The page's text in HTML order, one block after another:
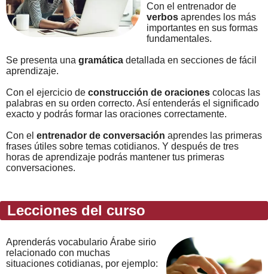
Con el entrenador de
verbos aprendes los más
importantes en sus formas
fundamentales.
Se presenta una gramática detallada en secciones de fácil
aprendizaje.
Con el ejercicio de construcción de oraciones colocas las
palabras en su orden correcto. Así entenderás el significado
exacto y podrás formar las oraciones correctamente.
Con el entrenador de conversación aprendes las primeras
frases útiles sobre temas cotidianos. Y después de tres
horas de aprendizaje podrás mantener tus primeras
conversaciones.
Lecciones del curso
Aprenderás vocabulario Árabe sirio
relacionado con muchas
situaciones cotidianas, por ejemplo: